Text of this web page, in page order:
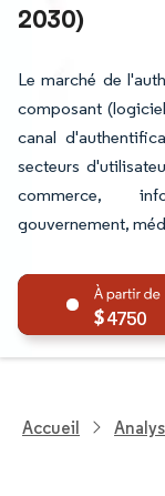
2030)
Le marché de
composant
canal
secteurs
commerce,
gouvernement,
4750
Accueil